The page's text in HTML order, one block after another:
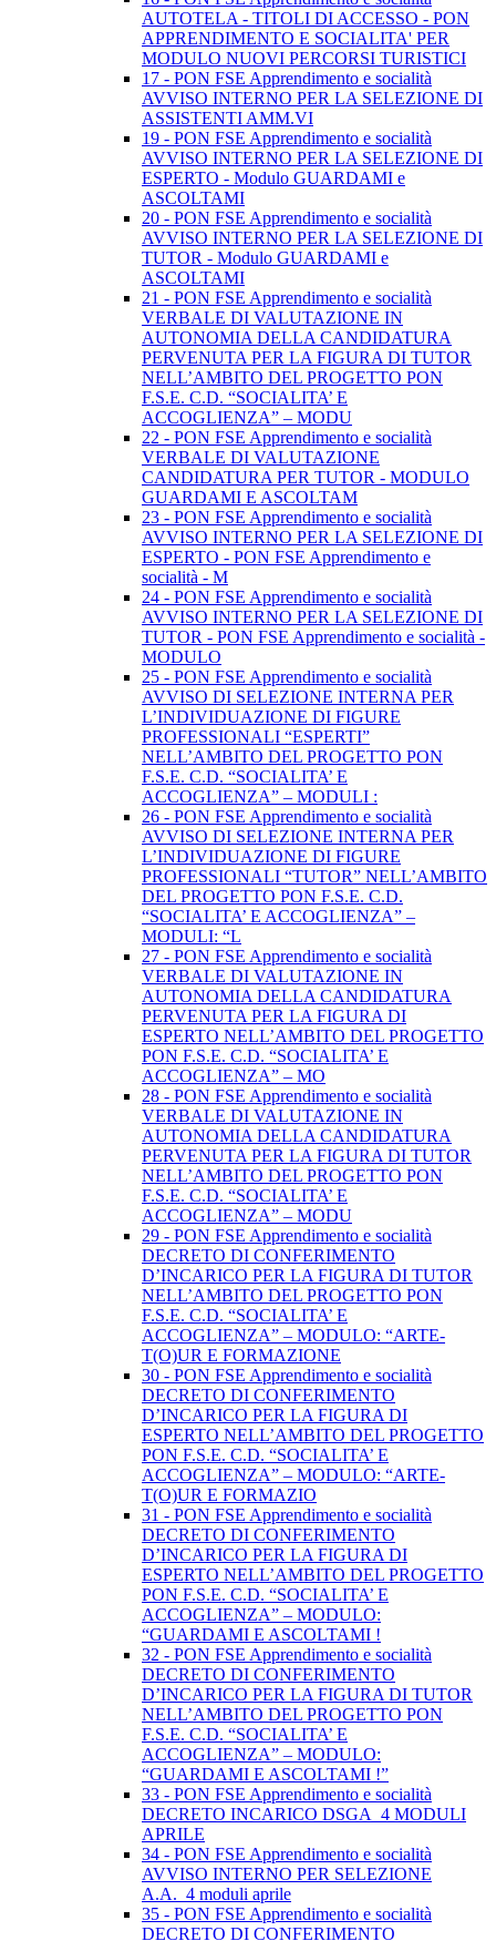
AUTOTELA - TITOLI DI ACCESSO - PON
APPRENDIMENTO E SOCIALITA' PER
MODULO NUOVI PERCORSI TURISTICI
17 - PON FSE Apprendimento e socialità
AVVISO INTERNO PER LA SELEZIONE DI
ASSISTENTI AMM.VI
19 - PON FSE Apprendimento e socialità
AVVISO INTERNO PER LA SELEZIONE DI
ESPERTO - Modulo GUARDAMI e
ASCOLTAMI
20 - PON FSE Apprendimento e socialità
AVVISO INTERNO PER LA SELEZIONE DI
TUTOR - Modulo GUARDAMI e
ASCOLTAMI
21 - PON FSE Apprendimento e socialità
VERBALE DI VALUTAZIONE IN
AUTONOMIA DELLA CANDIDATURA
PERVENUTA PER LA FIGURA DI TUTOR
NELL’AMBITO DEL PROGETTO PON
F.S.E. C.D. “SOCIALITA’ E
ACCOGLIENZA” – MODU
22 - PON FSE Apprendimento e socialità
VERBALE DI VALUTAZIONE
CANDIDATURA PER TUTOR - MODULO
GUARDAMI E ASCOLTAM
23 - PON FSE Apprendimento e socialità
AVVISO INTERNO PER LA SELEZIONE DI
ESPERTO - PON FSE Apprendimento e
socialità - M
24 - PON FSE Apprendimento e socialità
AVVISO INTERNO PER LA SELEZIONE DI
TUTOR - PON FSE Apprendimento e socialità -
MODULO
25 - PON FSE Apprendimento e socialità
AVVISO DI SELEZIONE INTERNA PER
L’INDIVIDUAZIONE DI FIGURE
PROFESSIONALI “ESPERTI”
NELL’AMBITO DEL PROGETTO PON
F.S.E. C.D. “SOCIALITA’ E
ACCOGLIENZA” – MODULI :
26 - PON FSE Apprendimento e socialità
AVVISO DI SELEZIONE INTERNA PER
L’INDIVIDUAZIONE DI FIGURE
PROFESSIONALI “TUTOR” NELL’AMBITO
DEL PROGETTO PON F.S.E. C.D.
“SOCIALITA’ E ACCOGLIENZA” –
MODULI: “L
27 - PON FSE Apprendimento e socialità
VERBALE DI VALUTAZIONE IN
AUTONOMIA DELLA CANDIDATURA
PERVENUTA PER LA FIGURA DI
ESPERTO NELL’AMBITO DEL PROGETTO
PON F.S.E. C.D. “SOCIALITA’ E
ACCOGLIENZA” – MO
28 - PON FSE Apprendimento e socialità
VERBALE DI VALUTAZIONE IN
AUTONOMIA DELLA CANDIDATURA
PERVENUTA PER LA FIGURA DI TUTOR
NELL’AMBITO DEL PROGETTO PON
F.S.E. C.D. “SOCIALITA’ E
ACCOGLIENZA” – MODU
29 - PON FSE Apprendimento e socialità
DECRETO DI CONFERIMENTO
D’INCARICO PER LA FIGURA DI TUTOR
NELL’AMBITO DEL PROGETTO PON
F.S.E. C.D. “SOCIALITA’ E
ACCOGLIENZA” – MODULO: “ARTE-
T(O)UR E FORMAZIONE
30 - PON FSE Apprendimento e socialità
DECRETO DI CONFERIMENTO
D’INCARICO PER LA FIGURA DI
ESPERTO NELL’AMBITO DEL PROGETTO
PON F.S.E. C.D. “SOCIALITA’ E
ACCOGLIENZA” – MODULO: “ARTE-
T(O)UR E FORMAZIO
31 - PON FSE Apprendimento e socialità
DECRETO DI CONFERIMENTO
D’INCARICO PER LA FIGURA DI
ESPERTO NELL’AMBITO DEL PROGETTO
PON F.S.E. C.D. “SOCIALITA’ E
ACCOGLIENZA” – MODULO:
“GUARDAMI E ASCOLTAMI !
32 - PON FSE Apprendimento e socialità
DECRETO DI CONFERIMENTO
D’INCARICO PER LA FIGURA DI TUTOR
NELL’AMBITO DEL PROGETTO PON
F.S.E. C.D. “SOCIALITA’ E
ACCOGLIENZA” – MODULO:
“GUARDAMI E ASCOLTAMI !”
33 - PON FSE Apprendimento e socialità
DECRETO INCARICO DSGA_4 MODULI
APRILE
34 - PON FSE Apprendimento e socialità
AVVISO INTERNO PER SELEZIONE
A.A._4 moduli aprile
35 - PON FSE Apprendimento e socialità
DECRETO DI CONFERIMENTO